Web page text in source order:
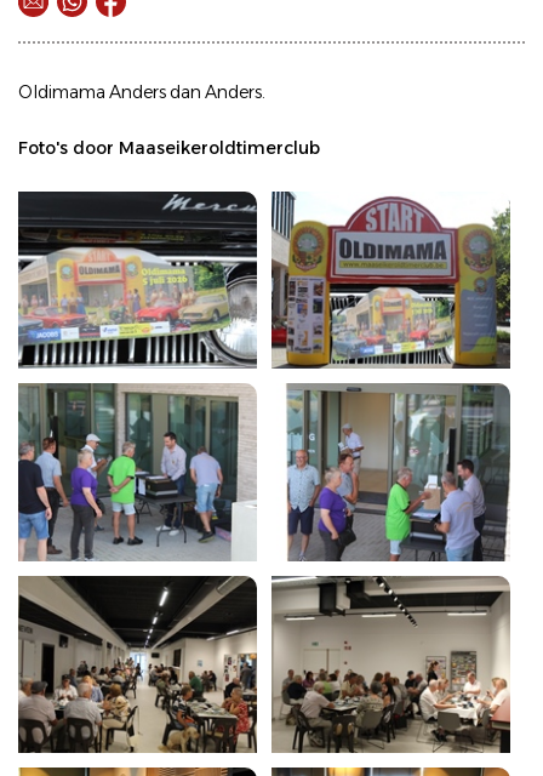
Oldimama Anders dan Anders.
Foto's door Maaseikeroldtimerclub